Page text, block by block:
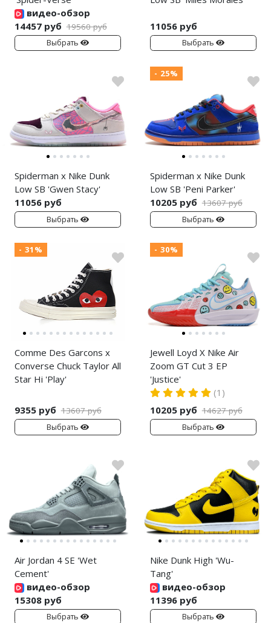
видео-обзор
14457 руб 19560 руб
Выбрать
11056 руб
Выбрать
Spiderman x Nike Dunk
Low SB 'Gwen Stacy'
11056 руб
Выбрать
- 25%
Spiderman x Nike Dunk
Low SB 'Peni Parker'
10205 руб 13607 руб
Выбрать
- 31%
Comme Des Garcons x
Converse Chuck Taylor All
Star Hi 'Play'
9355 руб 13607 руб
Выбрать
- 30%
Jewell Loyd X Nike Air
Zoom GT Cut 3 EP
'Justice'
(1)
10205 руб 14627 руб
Выбрать
Air Jordan 4 SE 'Wet
Cement'
видео-обзор
15308 руб
Выбрать
Nike Dunk High 'Wu-
Tang'
видео-обзор
11396 руб
Выбрать